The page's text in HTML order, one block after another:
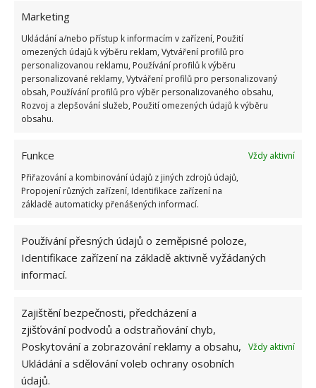
Marketing
Ukládání a/nebo přístup k informacím v zařízení, Použití
omezených údajů k výběru reklam, Vytváření profilů pro
personalizovanou reklamu, Používání profilů k výběru
personalizované reklamy, Vytváření profilů pro personalizovaný
obsah, Používání profilů pro výběr personalizovaného obsahu,
Rozvoj a zlepšování služeb, Použití omezených údajů k výběru
obsahu.
Funkce
Vždy aktivní
Přiřazování a kombinování údajů z jiných zdrojů údajů,
Propojení různých zařízení, Identifikace zařízení na
základě automaticky přenášených informací.
Používání přesných údajů o zeměpisné poloze,
Identifikace zařízení na základě aktivně vyžádaných
informací.
Zajištění bezpečnosti, předcházení a
zjišťování podvodů a odstraňování chyb,
Poskytování a zobrazování reklamy a obsahu,
Ukládání a sdělování voleb ochrany osobních
údajů.
Vždy aktivní
květiny déle čerstvé nebo rozmrazit mrazák. Stejně
tak je skvělým odpuzovačem mravenců, což ocení
především ti, kteří bydlí v domě.Brání žloutnutí
proutěného nábytku, deodorizuje boty
troubu a odstraňuje skvrny od vína. Seznam by
určitě mohl být i o něco delší, ale toto jsou základní
a nejlepší možnosti, jak sůl ve své domácnosti využít
Zdroj: Goodhousekeeping